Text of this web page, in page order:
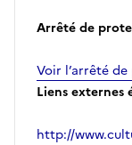
Arrêté de
Voir l’arrêté
Liens externes
http://